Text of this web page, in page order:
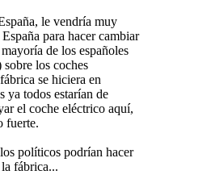
le vendría muy
para hacer cambiar
de los españoles
los coches
se hiciera en
ya todos estarían de
el coche eléctrico aquí,
fuerte.
políticos podrían hacer
fábrica...